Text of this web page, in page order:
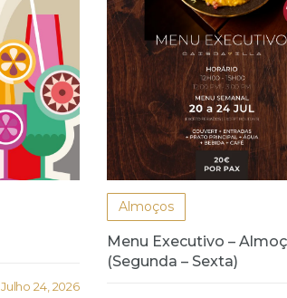
Julho 24, 2026
Almoços
Menu Executivo –
(Segunda – Sexta)